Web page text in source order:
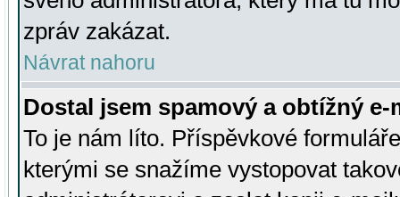
zpráv zakázat.
Návrat nahoru
Dostal jsem spamový a obtížný
To je nám líto. Příspěvkové
kterými se snažíme vystopovat